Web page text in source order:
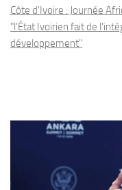
Côte d'Ivoire : Journée
"l'État Ivoirien fait de
développement"